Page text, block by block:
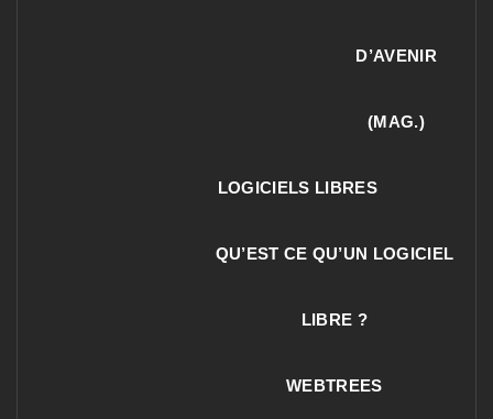
D’AVENIR
(MAG.)
LOGICIELS LIBRES
QU’EST CE QU’UN LOGICIEL
LIBRE ?
WEBTREES